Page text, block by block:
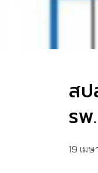
สป
รพ.
19 เม